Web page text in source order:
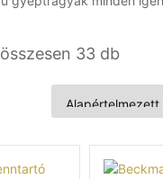
33 db